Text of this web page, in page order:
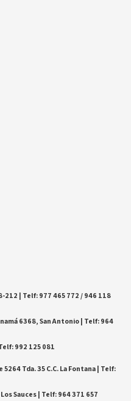
212 | Telf: 977 465 772 / 946 118
6368, San Antonio | Telf: 964
992 125 081
Tda. 35 C.C. La Fontana | Telf:
Sauces | Telf: 964 371 657